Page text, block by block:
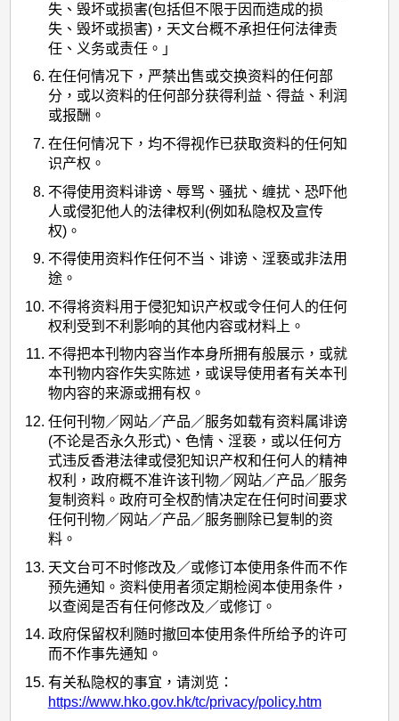
失、毁坏或损害(包括但不限于因而造成的损
失、毁坏或损害)，天文台概不承担任何法律责
任、义务或责任。」
在任何情况下，严禁出售或交换资料的任何部
分，或以资料的任何部分获得利益、得益、利润
或报酬。
在任何情况下，均不得视作已获取资料的任何知
识产权。
不得使用资料诽谤、辱骂、骚扰、缠扰、恐吓他
人或侵犯他人的法律权利(例如私隐权及宣传
权)。
不得使用资料作任何不当、诽谤、淫亵或非法用
途。
不得将资料用于侵犯知识产权或令任何人的任何
权利受到不利影响的其他内容或材料上。
不得把本刊物内容当作本身所拥有般展示，或就
本刊物内容作失实陈述，或误导使用者有关本刊
物内容的来源或拥有权。
任何刊物／网站／产品／服务如载有资料属诽谤
(不论是否永久形式)、色情、淫亵，或以任何方
式违反香港法律或侵犯知识产权和任何人的精神
权利，政府概不准许该刊物／网站／产品／服务
复制资料。政府可全权酌情决定在任何时间要求
任何刊物／网站／产品／服务删除已复制的资
料。
天文台可不时修改及／或修订本使用条件而不作
预先通知。资料使用者须定期检阅本使用条件，
以查阅是否有任何修改及／或修订。
政府保留权利随时撤回本使用条件所给予的许可
而不作事先通知。
有关私隐权的事宜，请浏览：
https://www.hko.gov.hk/tc/privacy/policy.htm